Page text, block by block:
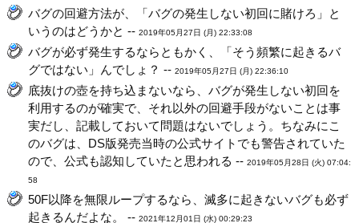
バグの回避方法が、「バグの発生しない初回に賭けろ」と
いうのはどうかと --2019年05月27日 (月) 22:33:08
バグが必ず発生するならともかく、「そう頻繁に起きるバ
グではない」んでしょ？ --2019年05月27日 (月) 22:36:10
底抜けの壺を持ち込まないなら、バグが発生しない初回を
利用するのが確実で、それ以外の回避手段がないことは事
実だし、記載しておいて問題はないでしょう。ちなみにこ
のバグは、DS版発売当時の公式サイトでも警告されていた
ので、公式も認知していたと思われる --2019年05月28日 (火) 07:04:
58
50F以降を無限ループするなら、滅多に起きないバグも必ず
起きるんだよな。 --2021年12月01日 (水) 00:29:23